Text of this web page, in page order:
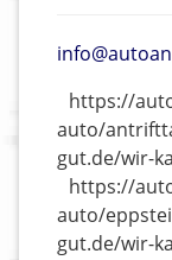
https://
auto/
gut.de/wir-
https://
auto/
gut.de/wir-